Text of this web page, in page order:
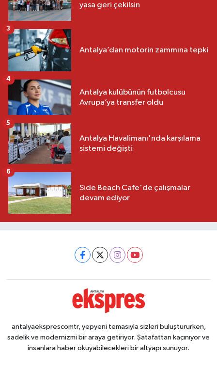
yasa geri çekilsin
Antalya’dan motorin zammına tepki
3
Antalya kulübünün futbolcusu
Avrupa’ya transfer oldu
4
Antalya Havalimanı'nda karşılama
sistemi değişti
5
Side Beach Cafe'de çalışmalar
devam ediyor
6
antalyaeksprescomtr, yepyeni temasıyla sizleri buluştururken,
sadelik ve modernizmi bir araya getiriyor. Şatafattan kaçınıyor ve
insanlara haber okuyabilecekleri bir altyapı sunuyor.